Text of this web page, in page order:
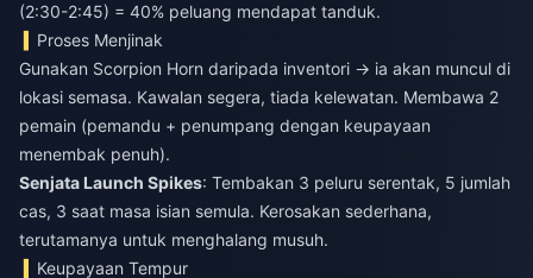
(2:30-2:45) = 40% peluang mendapat tanduk.
Proses Menjinak
Gunakan Scorpion Horn daripada inventori → ia akan muncul di
lokasi semasa. Kawalan segera, tiada kelewatan. Membawa 2
pemain (pemandu + penumpang dengan keupayaan
menembak penuh).
Senjata Launch Spikes: Tembakan 3 peluru serentak, 5 jumlah
cas, 3 saat masa isian semula. Kerosakan sederhana,
terutamanya untuk menghalang musuh.
Keupayaan Tempur